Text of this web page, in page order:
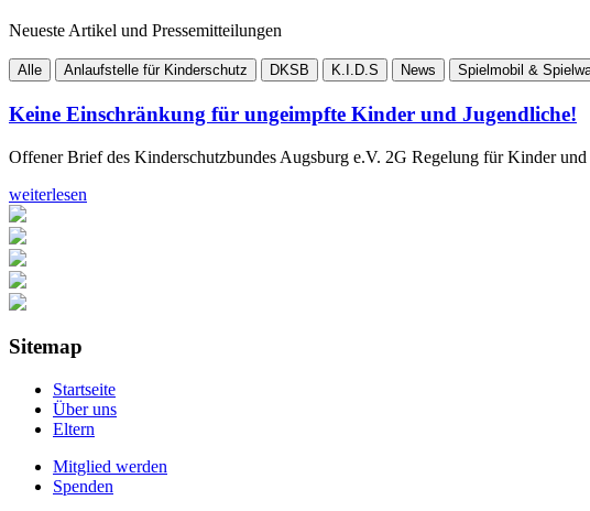
Neueste Artikel und Pressemitteilungen
Alle Anlaufstelle für Kinderschutz DKSB K.I.D.S News Spielmobil &
Keine Einschränkung für ungeimpfte Kinder und Jugendliche!
Offener Brief des Kinderschutzbundes Augsburg e.V. 2G Regelung für Kinder
weiterlesen
Sitemap
Startseite
Über uns
Eltern
Mitglied werden
Spenden